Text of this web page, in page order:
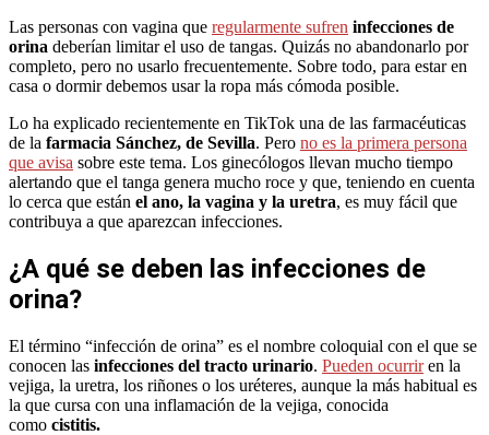
Las personas con vagina que regularmente sufren infecciones de
orina deberían limitar el uso de tangas. Quizás no abandonarlo por
completo, pero no usarlo frecuentemente. Sobre todo, para estar en
casa o dormir debemos usar la ropa más cómoda posible.
Lo ha explicado recientemente en TikTok una de las farmacéuticas
de la farmacia Sánchez, de Sevilla. Pero no es la primera persona
que avisa sobre este tema. Los ginecólogos llevan mucho tiempo
alertando que el tanga genera mucho roce y que, teniendo en cuenta
lo cerca que están el ano, la vagina y la uretra, es muy fácil que
contribuya a que aparezcan infecciones.
¿A qué se deben las infecciones de
orina?
El término “infección de orina” es el nombre coloquial con el que se
conocen las infecciones del tracto urinario. Pueden ocurriren la
vejiga, la uretra, los riñones o los uréteres, aunque la más habitual es
la que cursa con una inflamación de la vejiga, conocida
como cistitis.